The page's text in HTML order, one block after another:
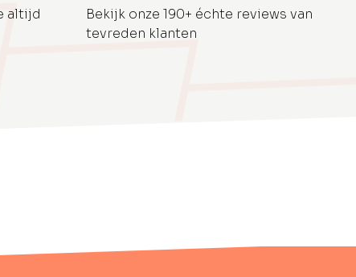
altijd
Bekijk onze 190+ échte reviews van
tevreden klanten